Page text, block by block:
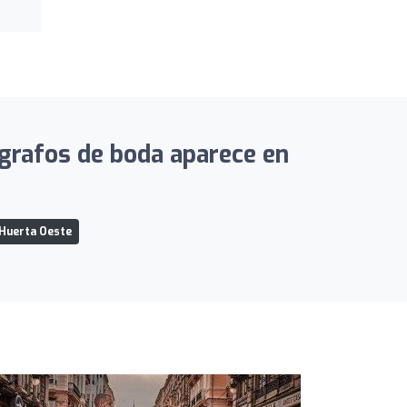
de boda aparece en
Oeste